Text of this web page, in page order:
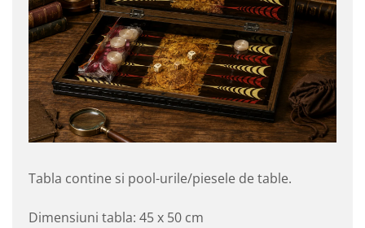
Tabla contine si pool-urile/piesele de table.
Dimensiuni tabla: 45 x 50 cm